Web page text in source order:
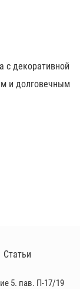
с декоративной
и долговечным
5. пав. П-17/19
Статьи